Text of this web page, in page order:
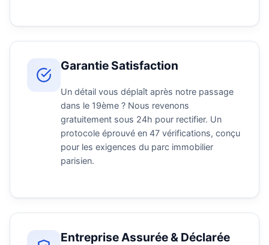
Garantie Satisfaction
Un détail vous déplaît après notre passage
dans le 19ème ? Nous revenons
gratuitement sous 24h pour rectifier. Un
protocole éprouvé en 47 vérifications, conçu
pour les exigences du parc immobilier
parisien.
Entreprise Assurée & Déclarée